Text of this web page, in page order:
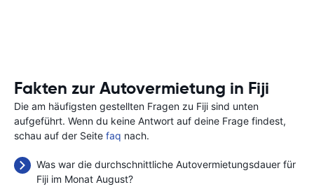
Fakten zur Autovermietung in Fiji
Die am häufigsten gestellten Fragen zu Fiji sind unten
aufgeführt. Wenn du keine Antwort auf deine Frage findest,
schau auf der Seite faq nach.
Was war die durchschnittliche Autovermietungsdauer für
Fiji im Monat August?